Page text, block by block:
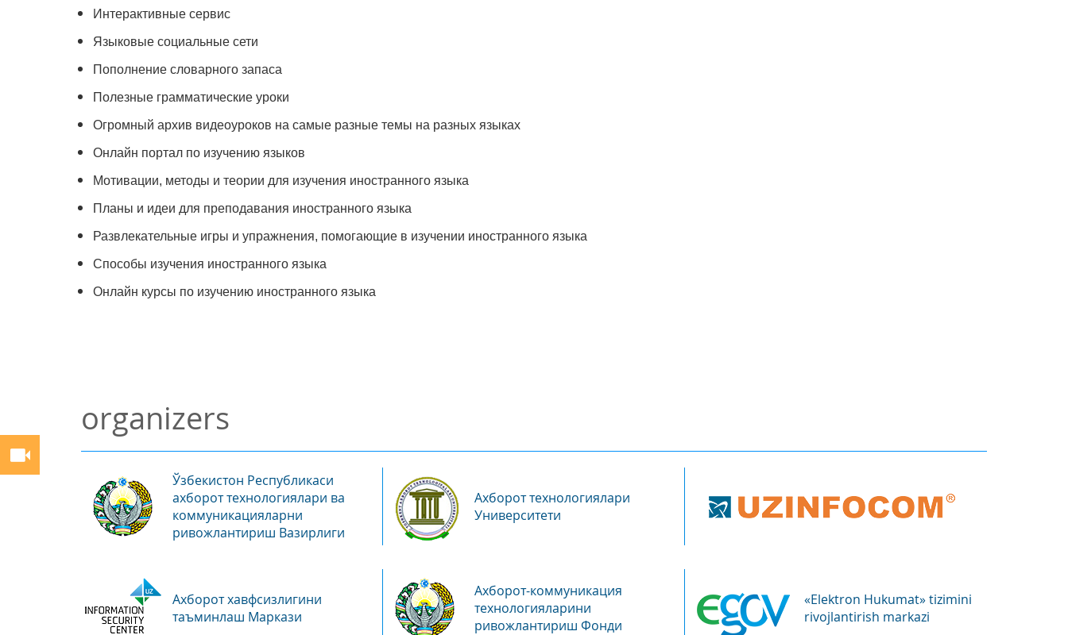
Интерактивные сервис
Языковые социальные сети
Пополнение словарного запаса
Полезные грамматические уроки
Огромный архив видеоуроков на самые разные темы на разных языках
Онлайн портал по изучению языков
Мотивации, методы и теории для изучения иностранного языка
Планы и идеи для преподавания иностранного языка
Развлекательные игры и упражнения, помогающие в изучении иностранного языка
Способы изучения иностранного языка
Онлайн курсы по изучению иностранного языка
organizers
Ўзбекистон Республикаси
ахборот технологиялари ва
коммуникацияларни
ривожлантириш Вазирлиги
Ахборот технологиялари
Университети
Ахборот хавфсизлигини
таъминлаш Маркази
Ахборот-коммуникация
технологияларини
ривожлантириш Фонди
«Elektron Hukumat» tizimini
rivojlantirish markazi